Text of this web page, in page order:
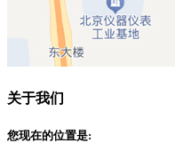
关于我们
您现在的位置是: